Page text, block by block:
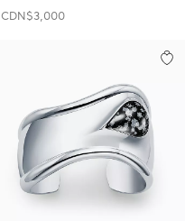
CDN$3,000